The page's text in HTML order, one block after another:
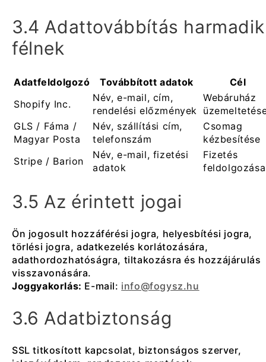
3.4 Adattovábbítás harmadik
félnek
Adatfeldolgozó Továbbított adatok
Cél
Shopify Inc.
Név, e-mail, cím,
rendelési előzmények
Webáruház
GLS / Fáma /
Magyar Posta
Név, szállítási cím,
telefonszám
Csomag
kézbesítése
Stripe / Barion
Név, e-mail, fizetési
adatok
Fizetés
feldolgozása
3.5 Az érintett jogai
Ön jogosult hozzáférési jogra, helyesbítési jogra,
törlési jogra, adatkezelés korlátozására,
adathordozhatóságra, tiltakozásra és hozzájárulás
visszavonására.
Joggyakorlás: E-mail: info@fogysz.hu
3.6 Adatbiztonság
SSL titkosított kapcsolat, biztonságos szerver,